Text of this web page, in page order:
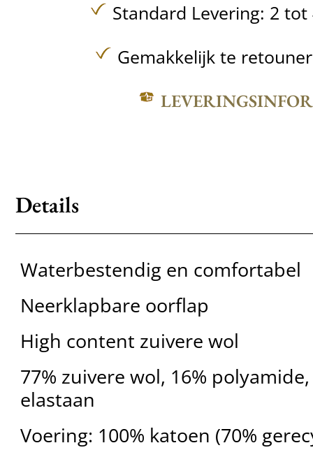
Standard Levering: 2
Gemakkelijk te
Details
Waterbestendig en comfortabel
Neerklapbare oorflap
High content zuivere wol
77% zuivere wol, 16%
elastaan
Voering: 100% katoen (70%